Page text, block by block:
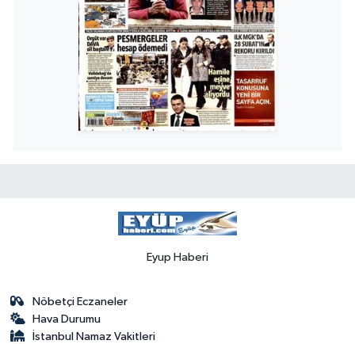
Eyup Haberi
Nöbetçi Eczaneler
Hava Durumu
İstanbul Namaz Vakitleri